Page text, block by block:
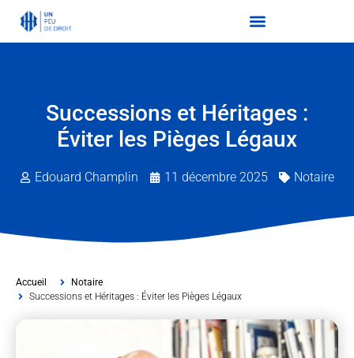
Successions et Héritages :
Éviter les Pièges Légaux
Edouard Champlin 11 décembre 2025 Notaire
Accueil
Notaire
Successions et Héritages : Éviter les Pièges Légaux